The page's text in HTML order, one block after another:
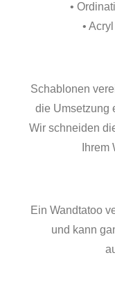
•
•
Schablonen
die Umsetzung
Wir schneiden
Ein Wandtatoo
und kann